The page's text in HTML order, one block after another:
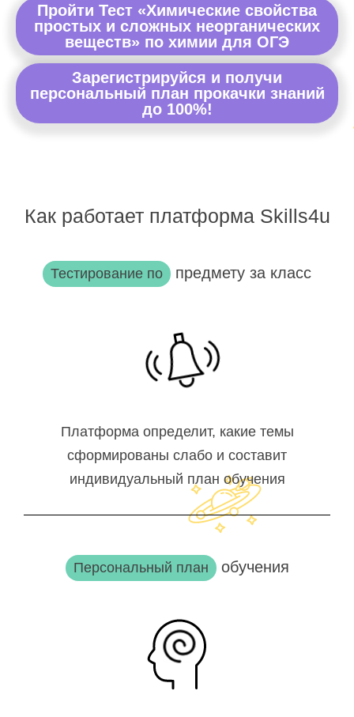
Пройти Тест «Химические свойства
простых и сложных неорганических
веществ» по химии для ОГЭ
Зарегистрируйся и получи
персональный план прокачки знаний
до 100%!
Как работает платформа Skills4u
Тестирование по предмету за класс
Платформа определит, какие темы
сформированы слабо и составит
индивидуальный план обучения
Персональный план обучения